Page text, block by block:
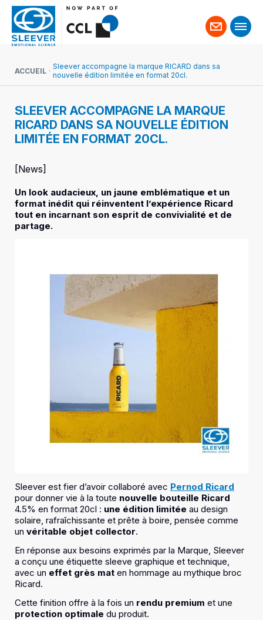
Contact
ACCUEIL
Sleever accompagne la marque RICARD dans sa
nouvelle édition limitée en format 20cl.
SLEEVER ACCOMPAGNE LA MARQUE
RICARD DANS SA NOUVELLE ÉDITION
LIMITÉE EN FORMAT 20CL.
[News]
Un look audacieux, un jaune emblématique et un
format inédit qui réinventent l’expérience Ricard
tout en incarnant son esprit de convivialité et de
partage.
Sleever est fier d’avoir collaboré avec Pernod Ricard
pour donner vie à la toute nouvelle bouteille Ricard
4.5% en format 20cl : une édition limitée au design
solaire, rafraîchissante et prête à boire, pensée comme
un véritable objet collector.
En réponse aux besoins exprimés par la Marque, Sleever
a conçu une étiquette sleeve graphique et technique,
avec un effet grès mat en hommage au mythique broc
Ricard.
Cette finition offre à la fois un rendu premium et une
protection optimale du produit.